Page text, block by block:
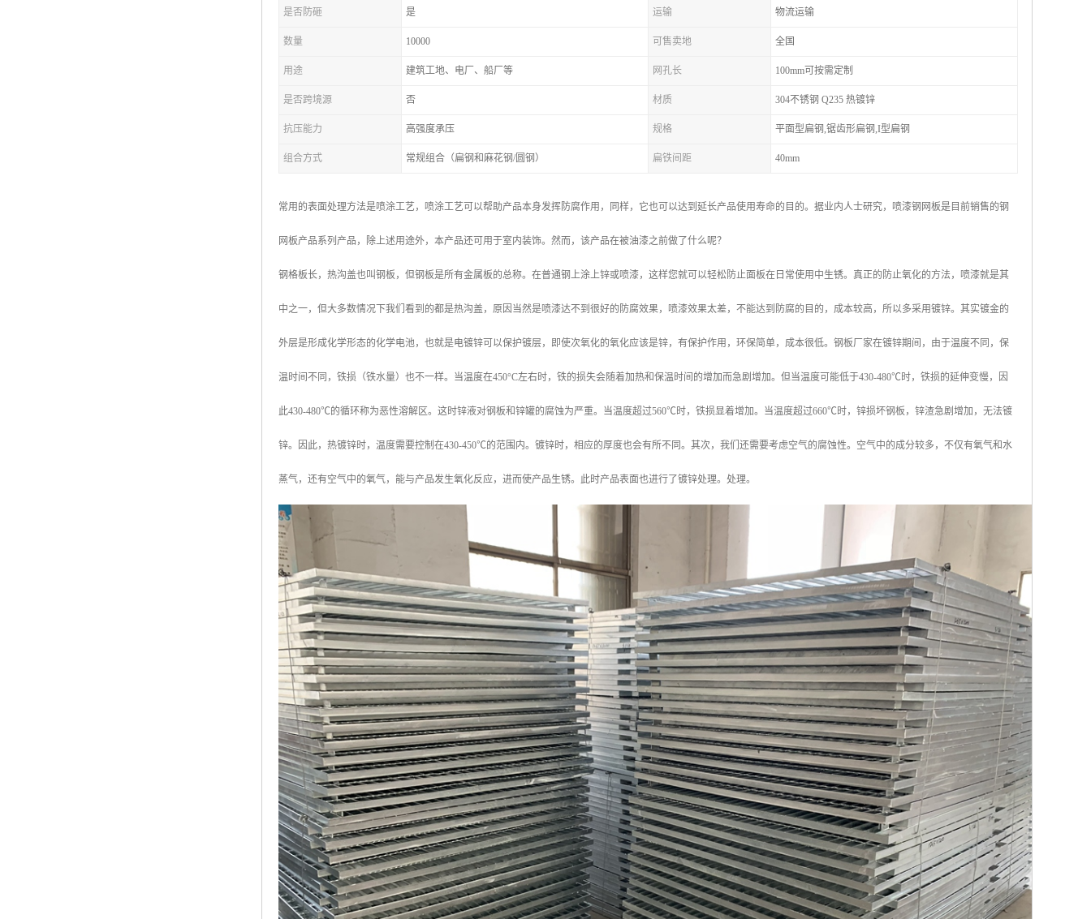
是否防砸 是 运输 物流运输
数量 10000 可售卖地 全国
用途 建筑工地、电厂、船厂等 网孔长 100mm可按需定制
是否跨境源 否 材质 304不锈钢 Q235 热镀锌
抗压能力 高强度承压 规格 平面型扁钢,锯齿形扁钢,I型扁钢
组合方式 常规组合（扁钢和麻花钢/圆钢） 扁铁间距 40mm
常用的表面处理方法是喷涂工艺，喷涂工艺可以帮助产品本身发挥防腐作用，同样，它也可以达到延长产品使用寿命的目的。据业内人士研究，喷漆钢网板是目前销售的钢
网板产品系列产品，除上述用途外，本产品还可用于室内装饰。然而，该产品在被油漆之前做了什么呢？
钢格板长，热沟盖也叫钢板，但钢板是所有金属板的总称。在普通钢上涂上锌或喷漆，这样您就可以轻松防止面板在日常使用中生锈。真正的防止氧化的方法，喷漆就是其
中之一，但大多数情况下我们看到的都是热沟盖，原因当然是喷漆达不到很好的防腐效果，喷漆效果太差，不能达到防腐的目的，成本较高，所以多采用镀锌。其实镀金的
外层是形成化学形态的化学电池，也就是电镀锌可以保护镀层，即使次氧化的氧化应该是锌，有保护作用，环保简单，成本很低。钢板厂家在镀锌期间，由于温度不同，保
温时间不同，铁损（铁水量）也不一样。当温度在450°C左右时，铁的损失会随着加热和保温时间的增加而急剧增加。但当温度可能低于430-480℃时，铁损的延伸变慢，因
此430-480℃的循环称为恶性溶解区。这时锌液对钢板和锌罐的腐蚀为严重。当温度超过560℃时，铁损显着增加。当温度超过660℃时，锌损坏钢板，锌渣急剧增加，无法镀
锌。因此，热镀锌时，温度需要控制在430-450℃的范围内。镀锌时，相应的厚度也会有所不同。其次，我们还需要考虑空气的腐蚀性。空气中的成分较多，不仅有氧气和水
蒸气，还有空气中的氧气，能与产品发生氧化反应，进而使产品生锈。此时产品表面也进行了镀锌处理。处理。